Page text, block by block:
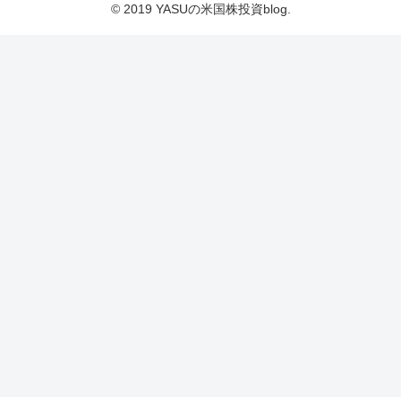
© 2019 YASUの米国株投資blog.